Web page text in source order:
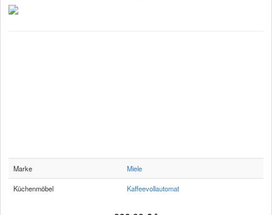
Marke Miele
Küchenmöbel Kaffeevollautomat